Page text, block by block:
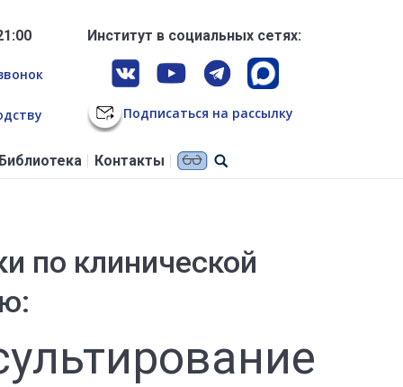
Институт в социальных сетях:
Подписаться на рассылку
Библиотека Контакты
по клинической